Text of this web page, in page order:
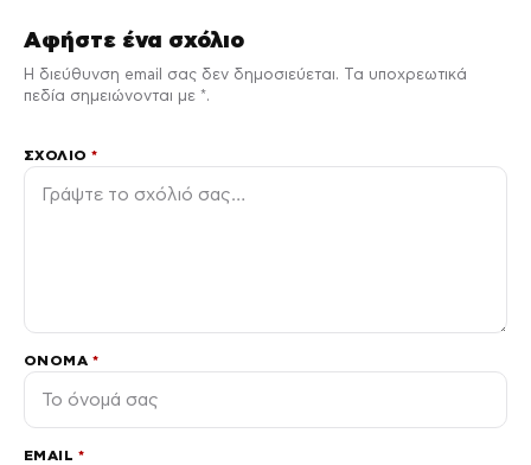
Αφήστε ένα σχόλιο
Η διεύθυνση email σας δεν δημοσιεύεται. Τα υποχρεωτικά
πεδία σημειώνονται με *.
ΣΧΌΛΙΟ*
ΌΝΟΜΑ *
EMAIL *